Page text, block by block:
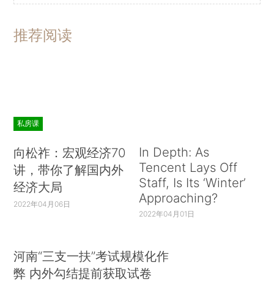
推荐阅读
私房课
向松祚：宏观经济70
讲，带你了解国内外
经济大局
2022年04月06日
In Depth: As
Tencent Lays Off
Staff, Is Its ‘Winter’
Approaching?
2022年04月01日
河南“三支一扶”考试规模化作
弊 内外勾结提前获取试卷